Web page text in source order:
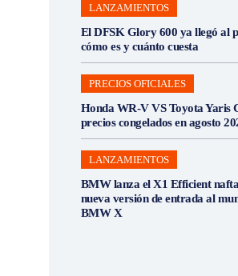
LANZAMIENTOS
El DFSK Glory 600 ya llegó al
cómo es y cuánto cuesta
PRECIOS OFICIALES
Honda WR-V VS Toyota Yaris
precios congelados en agosto
LANZAMIENTOS
BMW lanza el X1 Efficient
nueva versión de entrada al
BMW X